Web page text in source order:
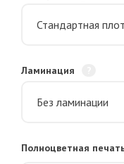
Ламинация
Полноцветная